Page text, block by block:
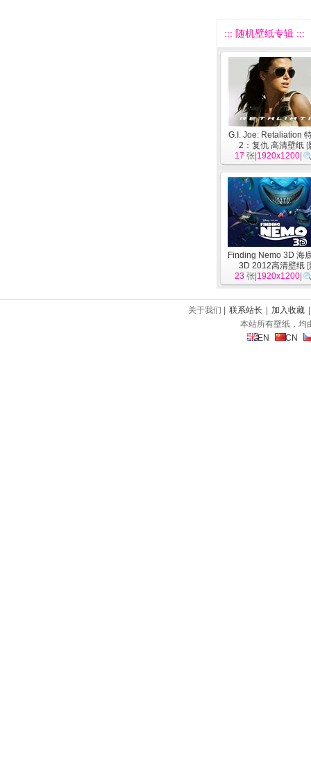
::: 随机壁纸专辑 :::
G.I. Joe: Retaliation
2：复仇 高清壁纸 [
17 张| 1920x1200
Finding Nemo 3D 海
3D 2012高清壁纸 [
23 张| 1920x1200
关于我们 | 联系站长 加入收藏
本站所有壁纸，均
EN
CN